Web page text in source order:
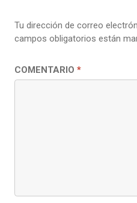
Tu dirección de correo
campos obligatorios están
COMENTARIO *